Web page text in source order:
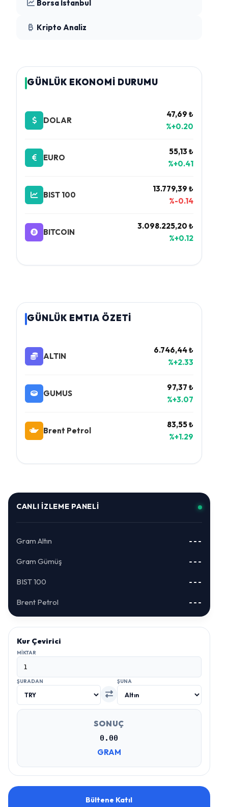
Borsa İstanbul
Kripto Analiz
GÜNLÜK EKONOMİ DURUMU
DOLAR
47,69 ₺
%+0.20
EURO
55,13 ₺
%+0.41
BIST 100
13.779,39 ₺
%-0.14
BITCOIN
3.098.225,20 ₺
%+0.12
GÜNLÜK EMTIA ÖZETİ
ALTIN
6.746,44 ₺
%+2.33
GUMUS
97,37 ₺
%+3.07
Brent Petrol
83,55 ₺
%+1.29
CANLI İZLEME PANELI
Gram Altın ---
Gram Gümüş ---
BIST 100 ---
Brent Petrol ---
Kur Çevirici
MIKTAR
ŞURADAN ŞUNA
SONUÇ
0.00
GRAM
Bültene Katıl